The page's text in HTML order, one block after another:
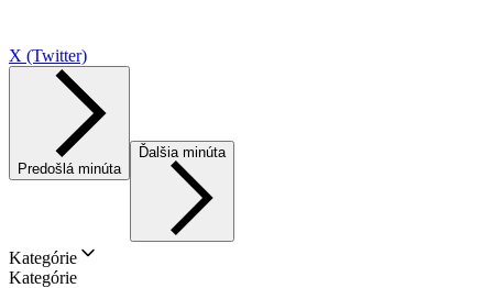
X (Twitter)
Predošlá minúta
Ďalšia minúta
Kategórie
Kategórie